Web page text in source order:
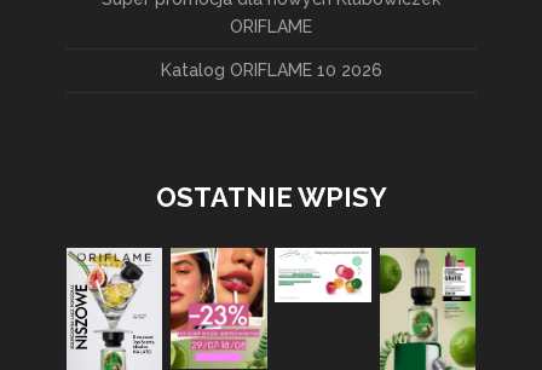
ORIFLAME
Katalog ORIFLAME 10 2026
OSTATNIE WPISY